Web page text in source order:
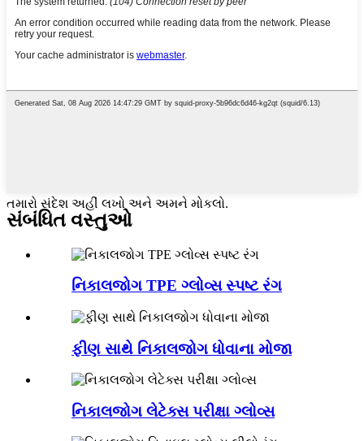
તમારો સંદેશ અહીં લખો અને અમને મોકલો.
સંબંધિત વસ્તુઓ
નિકાલજોગ TPE ગ્લોવ્સ સ્પષ્ટ રંગ
ફીણ સાથે નિકાલજોગ ધોવાના મોજા
નિકાલજોગ લેટેક્સ પરીક્ષા ગ્લોવ્સ